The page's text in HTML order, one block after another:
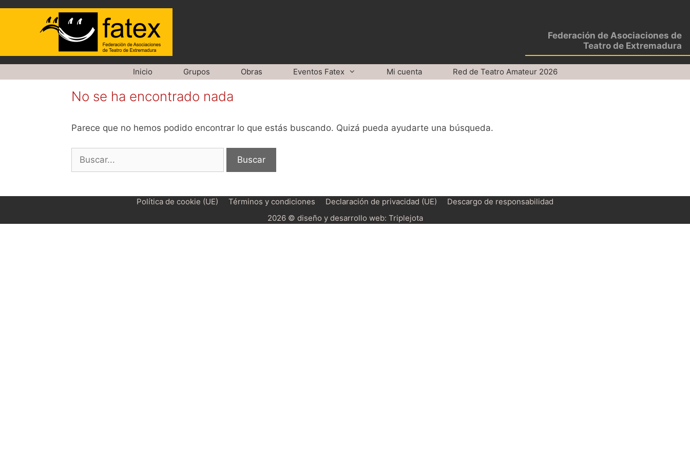
Federación de Asociaciones de
Teatro de Extremadura
al
Inicio Grupos Obras Eventos Fatex Mi cuenta Red de Teatro Amateur 2026
No se ha encontrado nada
Parece que no hemos podido encontrar lo que estás buscando. Quizá pueda ayudarte una búsqueda.
Política de cookie (UE) Términos y condiciones Declaración de privacidad (UE)
Descargo de responsabilidad
2026 © diseño y desarrollo web: Triplejota